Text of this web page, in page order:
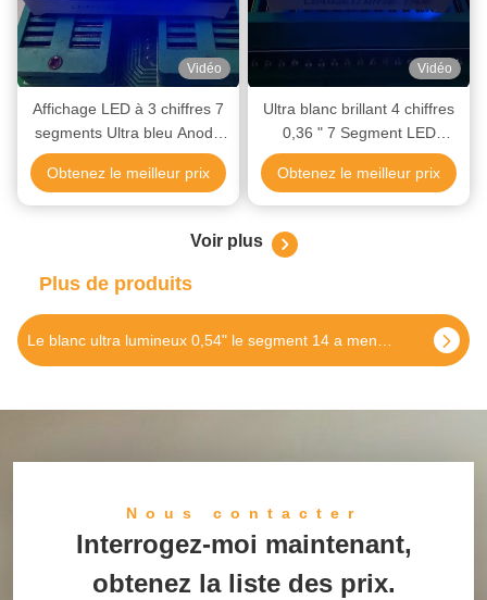
Vidéo
Affichage LED à 3 chiffres 7
segments Ultra bleu Anode
commune pour contrôleur de
réfrigérateur
Obtenez le meilleur prix
Vidéo
Ultra blanc brillant 4 chiffres
0,36 " 7 Segment LED
Affichage de l'anode
commune pour le tableau de
bord
Obtenez le meilleur prix
Voir plus
Plus de produits
Le blanc ultra lumineux 0,54" le segment 14 a mené l'anode commune de double chiffre d'affichage pour le tableau de bord
Nous contacter
Interrogez-moi maintenant,
obtenez la liste des prix.